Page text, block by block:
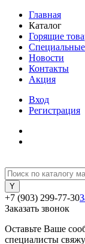
Главная
Каталог
Горящие
Новости
Контакты
Акция
Вход
Регистрация
+7 (903) 299-77-30
Заказать звонок
Оставьте Ваше
специалисты